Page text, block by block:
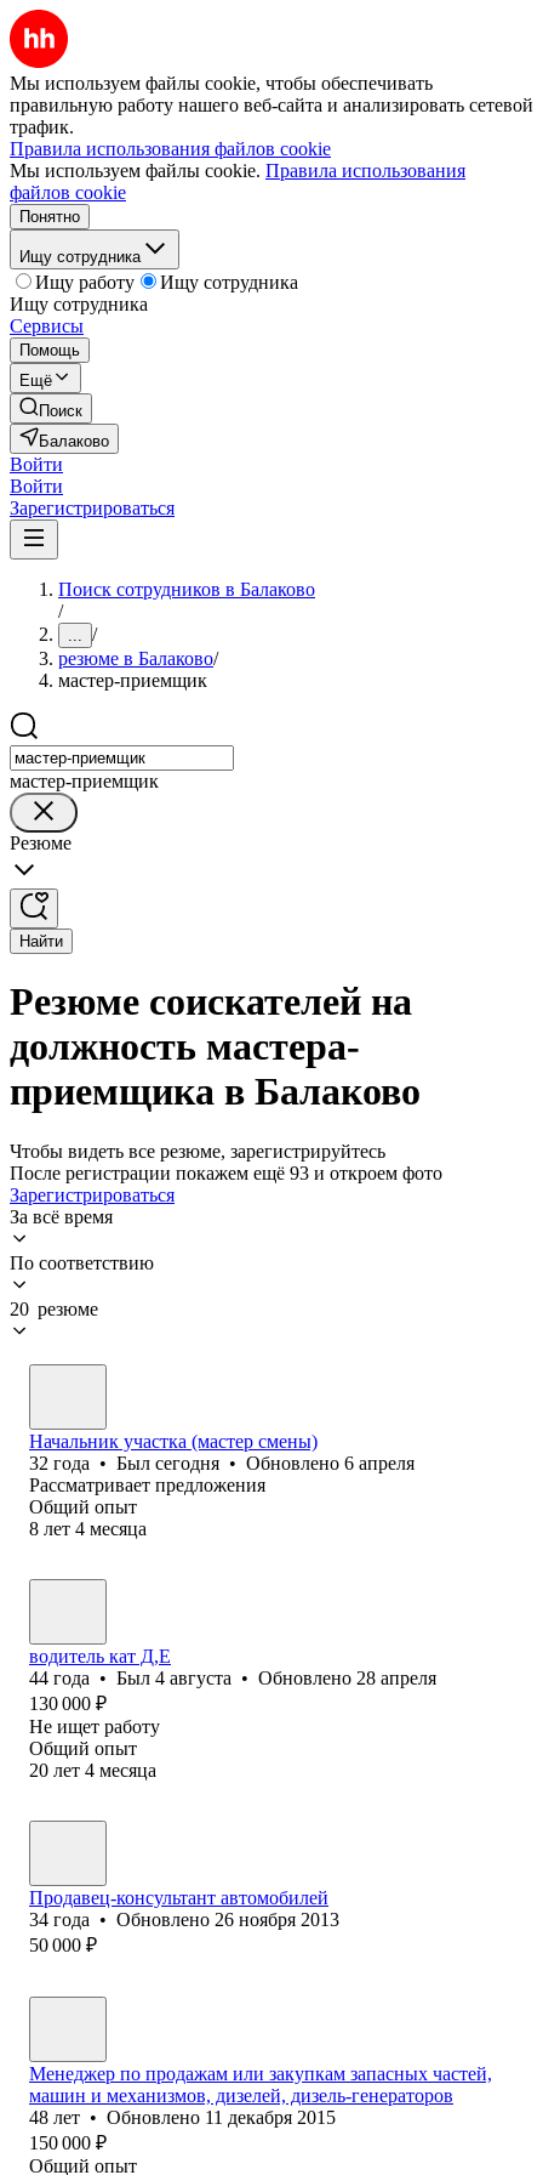
Мы используем файлы cookie, чтобы обеспечивать
правильную работу нашего веб-сайта и анализировать сетевой
трафик.
Правила использования файлов cookie
Мы используем файлы cookie. Правила использования
файлов cookie
Понятно
Ищу сотрудника
Ищу работу
Ищу сотрудника
Ищу сотрудника
Сервисы
Помощь
Ещё
Поиск
Балаково
Войти
Войти
Зарегистрироваться
Поиск сотрудников в Балаково
/
... /
резюме в Балаково/
мастер-приемщик
мастер-приемщик
Резюме
Найти
Резюме соискателей на
должность мастера-
приемщика в Балаково
Чтобы видеть все резюме, зарегистрируйтесь
После регистрации покажем ещё 93 и откроем фото
Зарегистрироваться
За всё время
По соответствию
20 резюме
Начальник участка (мастер смены)
32 года • Был сегодня • Обновлено 6 апреля
Рассматривает предложения
Общий опыт
8 лет 4 месяца
водитель кат Д,Е
44 года • Был 4 августа • Обновлено 28 апреля
130 000 ₽
Не ищет работу
Общий опыт
20 лет 4 месяца
Продавец-консультант автомобилей
34 года • Обновлено 26 ноября 2013
50 000 ₽
Менеджер по продажам или закупкам запасных частей,
машин и механизмов, дизелей, дизель-генераторов
48 лет • Обновлено 11 декабря 2015
150 000 ₽
Общий опыт